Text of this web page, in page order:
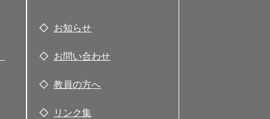
お知らせ
お問い合わせ
教員の方へ
リンク集